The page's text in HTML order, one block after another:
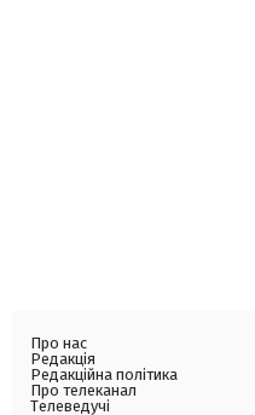
Про нас
Редакція
Редакційна політика
Про телеканал
Телеведучі